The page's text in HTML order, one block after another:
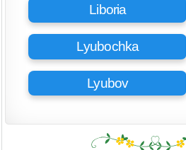
Liboria
Lyubochka
Lyubov